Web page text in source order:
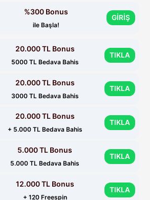
%300 Bonus
ile Başla!
GİRİŞ
20.000 TL Bonus
5000 TL Bedava Bahis
TIKLA
20.000 TL Bonus
3000 TL Bedava Bahis
TIKLA
20.000 TL Bonus
+ 5.000 TL Bedava Bahis
TIKLA
5.000 TL Bonus
5.000 TL Bedava Bahis
TIKLA
12.000 TL Bonus
+ 120 Freespin
TIKLA